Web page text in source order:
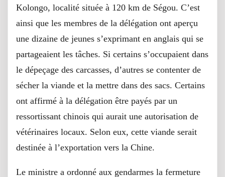
Kolongo, localité située à 120 km de Ségou. C’est
ainsi que les membres de la délégation ont aperçu
une dizaine de jeunes s’exprimant en anglais qui se
partageaient les tâches. Si certains s’occupaient dans
le dépeçage des carcasses, d’autres se contenter de
sécher la viande et la mettre dans des sacs. Certains
ont affirmé à la délégation être payés par un
ressortissant chinois qui aurait une autorisation de
vétérinaires locaux. Selon eux, cette viande serait
destinée à l’exportation vers la Chine.
Le ministre a ordonné aux gendarmes la fermeture